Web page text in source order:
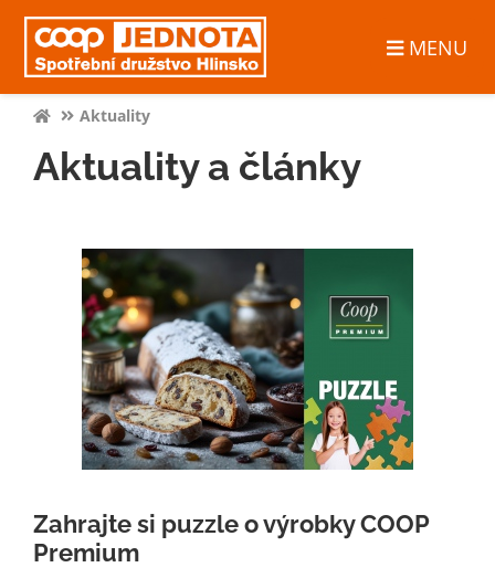
MENU
Aktuality
Aktuality a články
Zahrajte si puzzle o výrobky COOP
Premium